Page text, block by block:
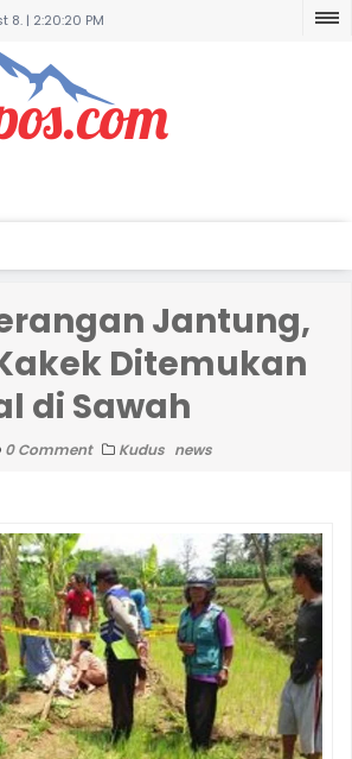
8. | 2:20:20 PM
Jantung,
Ditemukan
di Sawah
0 Comment Kudus news